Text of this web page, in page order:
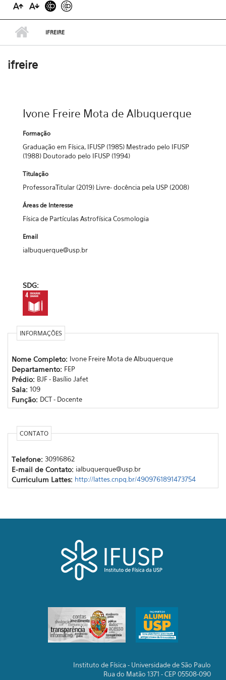
IFREIRE
ifreire
Ivone Freire Mota de Albuquerque
Formação
Graduação em Física, IFUSP (1985) Mestrado pelo IFUSP
(1988) Doutorado pelo IFUSP (1994)
Titulação
ProfessoraTitular (2019) Livre- docência pela USP (2008)
Áreas de Interesse
Física de Partículas Astrofísica Cosmologia
Email
ialbuquerque@usp.br
SDG:
INFORMAÇÕES
Nome Completo: Ivone Freire Mota de Albuquerque
Departamento: FEP
Prédio: BJF - Basílio Jafet
Sala: 109
Função: DCT - Docente
CONTATO
Telefone: 30916862
E-mail de Contato: ialbuquerque@usp.br
Curriculum Lattes: http://lattes.cnpq.br/4909761891473754
Instituto de Física - Universidade de São Paulo
Rua do Matão 1371 - CEP 05508-090